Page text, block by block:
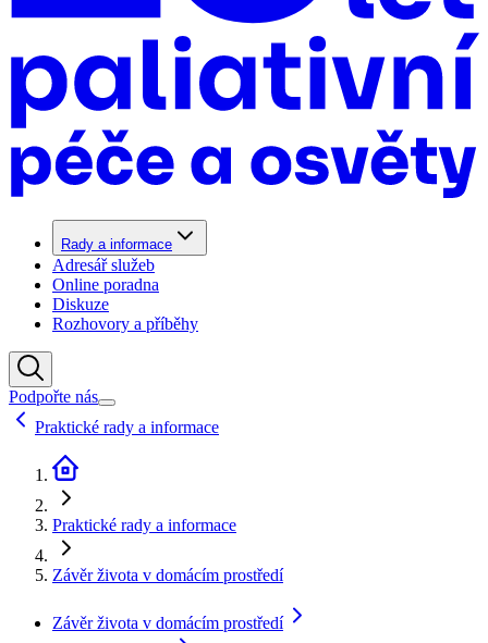
Rady a informace
Adresář služeb
Online poradna
Diskuze
Rozhovory a příběhy
Podpořte nás
Praktické rady a informace
Praktické rady a informace
Závěr života v domácím prostředí
Závěr života v domácím prostředí